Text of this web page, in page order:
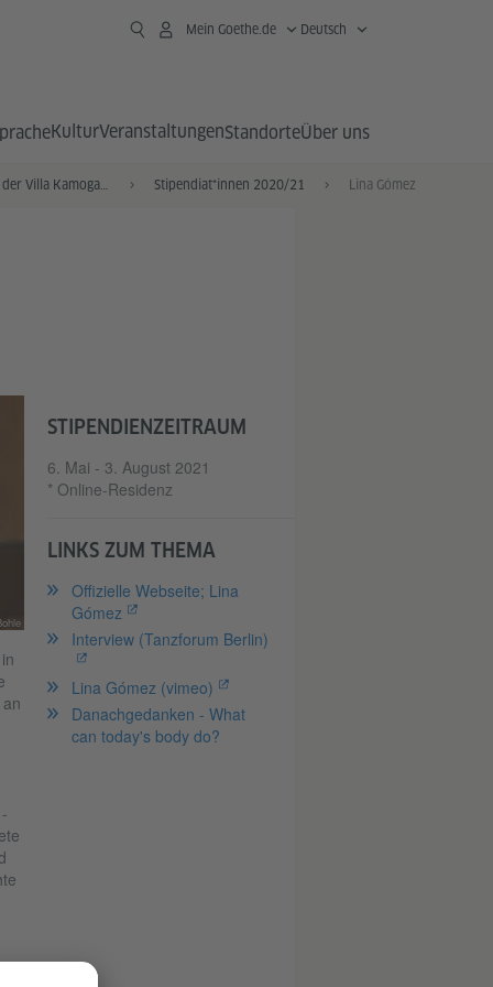
Mein Goethe.de Deutsch
KulturVeranstaltungenStandorteÜber uns
Stipendiat*innen der Villa Kamogawa Stipendiat*innen 2020/21 Lina Gómez
STIPENDIENZEITRAUM
6. Mai - 3. August 2021
* Online-Residenz
LINKS ZUM THEMA
Offizielle Webseite; Lina
Gómez
Interview (Tanzforum Berlin)
Lina Gómez (vimeo)
Danachgedanken - What
can today's body do?